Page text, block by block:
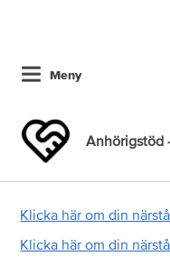
Meny
Anhörigstöd
Klicka här om din
Klicka här om din